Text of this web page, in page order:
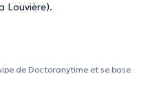
(La Louvière).
de Doctoranytime et se base